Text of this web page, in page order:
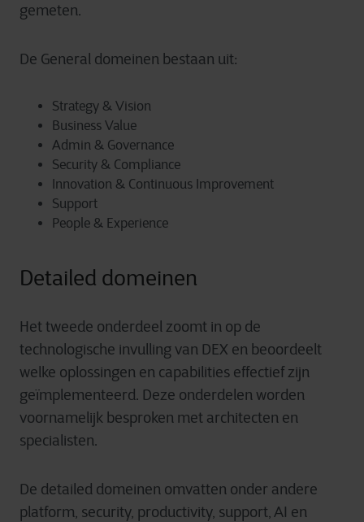
gemeten.
De General domeinen bestaan uit:
Strategy & Vision
Business Value
Admin & Governance
Security & Compliance
Innovation & Continuous Improvement
Support
People & Experience
Detailed domeinen
Het tweede onderdeel zoomt in op de
technologische invulling van DEX en beoordeelt
welke oplossingen en capabilities effectief zijn
geïmplementeerd. Deze onderdelen worden
voornamelijk besproken met architecten en
specialisten.
De detailed domeinen omvatten onder andere
platform, security, productivity, support, AI en